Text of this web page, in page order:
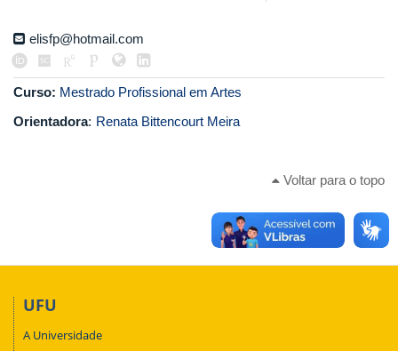
elisfp@hotmail.com
Curso: Mestrado Profissional em Artes
Orientadora: Renata Bittencourt Meira
Voltar para o topo
UFU
A Universidade